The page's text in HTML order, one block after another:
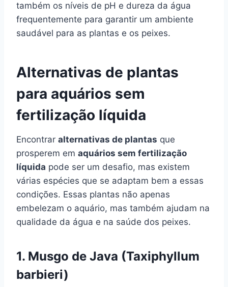
também os níveis de pH e dureza da água
frequentemente para garantir um ambiente
saudável para as plantas e os peixes.
Alternativas de plantas
para aquários sem
fertilização líquida
Encontrar alternativas de plantas que
prosperem em aquários sem fertilização
líquida pode ser um desafio, mas existem
várias espécies que se adaptam bem a essas
condições. Essas plantas não apenas
embelezam o aquário, mas também ajudam na
qualidade da água e na saúde dos peixes.
1. Musgo de Java (Taxiphyllum
barbieri)